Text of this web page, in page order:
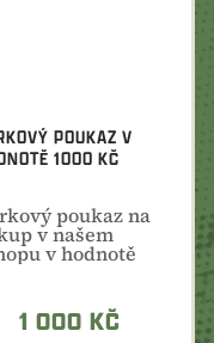
POUKAZ V
1000 KČ
poukaz na
v našem
v hodnotě
Kč. Ideální
1 000 KČ